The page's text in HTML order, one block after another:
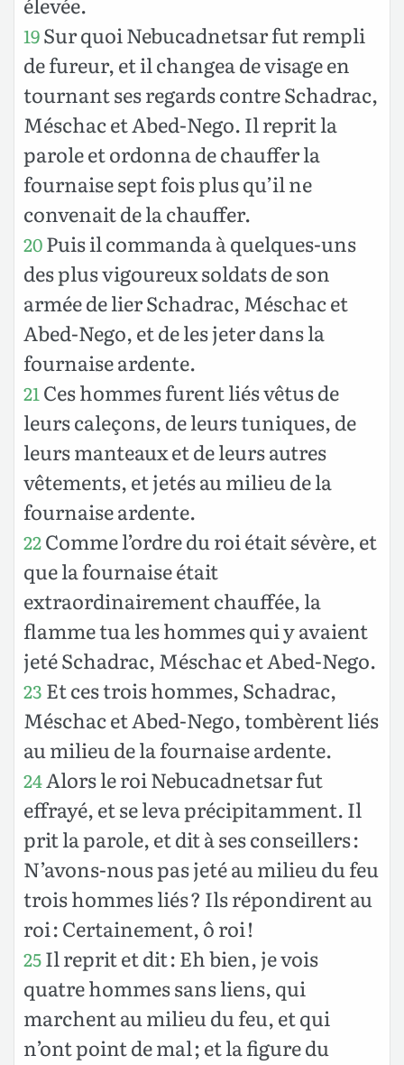
19Sur quoi Nebucadnetsar fut rempli
de fureur, et il changea de visage en
tournant ses regards contre Schadrac,
Méschac et Abed-Nego. Il reprit la
parole et ordonna de chauffer la
fournaise sept fois plus qu’il ne
convenait de la chauffer.
20Puis il commanda à quelques-uns
des plus vigoureux soldats de son
armée de lier Schadrac, Méschac et
Abed-Nego, et de les jeter dans la
fournaise ardente.
21 Ces hommes furent liés vêtus de
leurs caleçons, de leurs tuniques, de
leurs manteaux et de leurs autres
vêtements, et jetés au milieu de la
fournaise ardente.
22Comme l’ordre du roi était sévère, et
que la fournaise était
extraordinairement chauffée, la
flamme tua les hommes qui y avaient
jeté Schadrac, Méschac et Abed-Nego.
23 Et ces trois hommes, Schadrac,
Méschac et Abed-Nego, tombèrent liés
au milieu de la fournaise ardente.
24Alors le roi Nebucadnetsar fut
effrayé, et se leva précipitamment. Il
prit la parole, et dit à ses conseillers :
N’avons-nous pas jeté au milieu du feu
trois hommes liés ? Ils répondirent au
roi : Certainement, ô roi !
25Il reprit et dit : Eh bien, je vois
quatre hommes sans liens, qui
marchent au milieu du feu, et qui
n’ont point de mal ; et la figure du